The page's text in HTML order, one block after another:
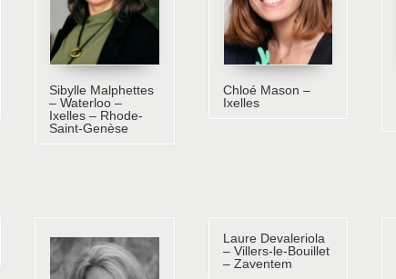
Sibylle Malphettes
– Waterloo –
Ixelles – Rhode-
Saint-Genèse
Chloé Mason –
Ixelles
Laure Devaleriola
– Villers-le-Bouillet
– Zaventem